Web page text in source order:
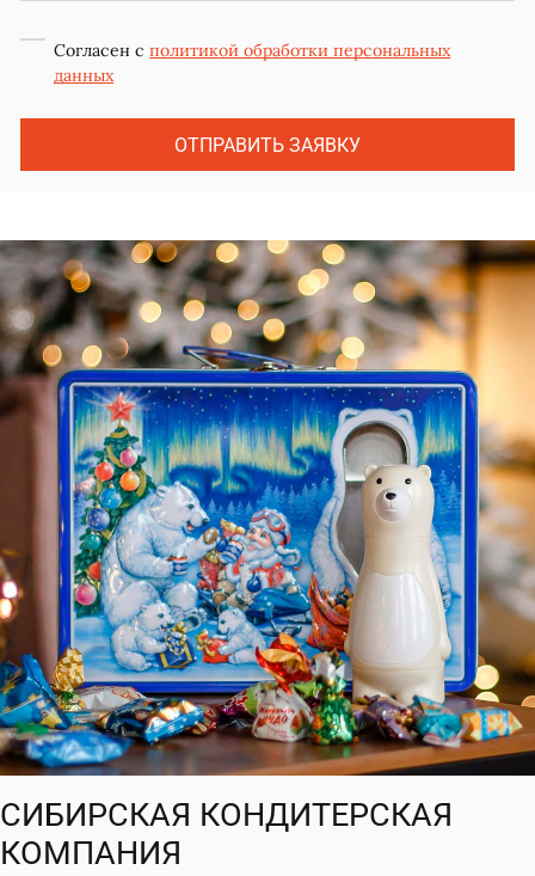
Согласен сполитикой обработки персональных
данных
ОТПРАВИТЬ ЗАЯВКУ
СИБИРСКАЯ КОНДИТЕРСКАЯ
КОМПАНИЯ